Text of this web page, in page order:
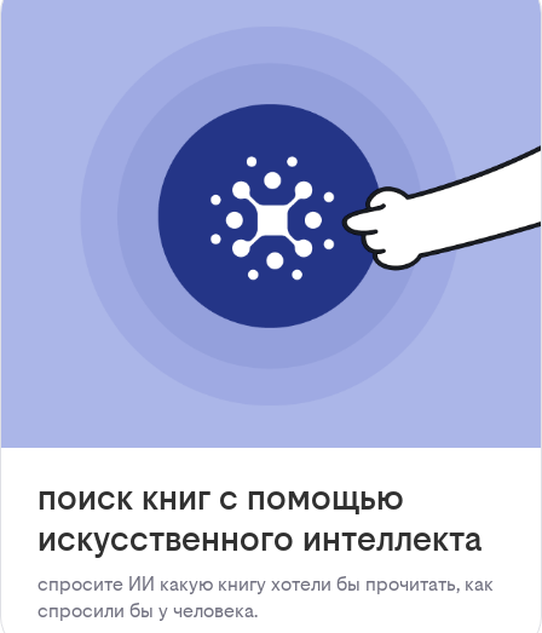
поиск книг с помощью
искусственного интеллекта
спросите ИИ какую книгу хотели бы прочитать, как
спросили бы у человека.